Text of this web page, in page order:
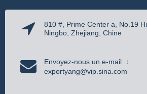
810 #, Prime Center a, No.19
Ningbo, Zhejiang, Chine
Envoyez-nous un e-mail ：
exportyang@vip.sina.com